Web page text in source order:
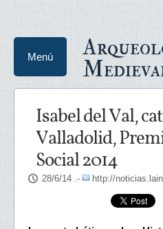
Menú
Isabel del Val,
Valladolid,
Social 2014
28/6/14 .- http://